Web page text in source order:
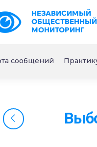
НЕЗАВИСИМЫЙ
ОБЩЕСТВЕННЫЙ
МОНИТОРИНГ
сообщений